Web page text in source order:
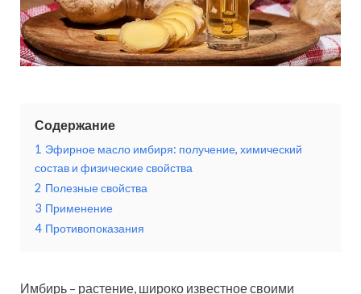
Содержание
1 Эфирное масло имбиря: получение, химический
состав и физические свойства
2 Полезные свойства
3 Применение
4 Противопоказания
Имбирь – растение, широко известное своими